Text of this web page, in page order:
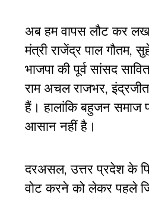
अब हम वापस लौट कर
मंत्री राजेंद्र पाल गौतम,
भाजपा की पूर्व सांसद
राम अचल राजभर, इंद्रजीत
हैं। हालांकि बहुजन समाज
आसान नहीं है।
दरअसल, उत्तर प्रदेश के
वोट करने को लेकर पहले